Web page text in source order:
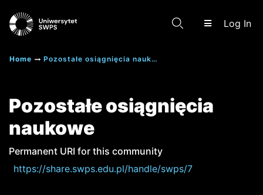
Log In
Scientific research results
Home Pozostałe osiągnięcia naukowe
Pozostałe osiągnięcia
naukowe
Permanent URI for this community
https://share.swps.edu.pl/handle/swps/7